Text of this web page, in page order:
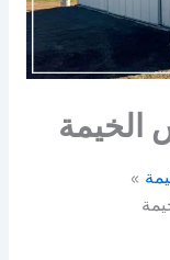
الخيمة